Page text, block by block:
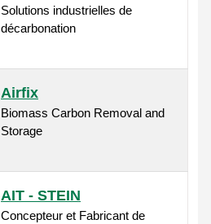
Solutions industrielles de
décarbonation
Airfix
Biomass Carbon Removal and
Storage
AIT - STEIN
Concepteur et Fabricant de